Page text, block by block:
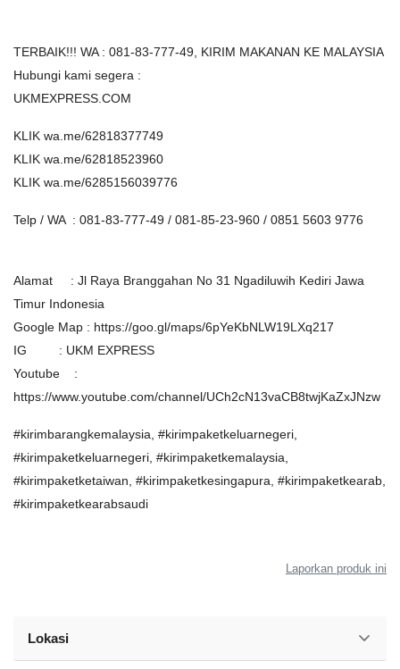
TERBAIK!!! WA : 081-83-777-49, KIRIM MAKANAN KE MALAYSIA
Hubungi kami segera :
UKMEXPRESS.COM
KLIK wa.me/62818377749
KLIK wa.me/62818523960
KLIK wa.me/6285156039776
Telp / WA : 081-83-777-49 / 081-85-23-960 / 0851 5603 9776
Alamat : Jl Raya Branggahan No 31 Ngadiluwih Kediri Jawa
Timur Indonesia
Google Map : https://goo.gl/maps/6pYeKbNLW19LXq217
IG : UKM EXPRESS
Youtube :
https://www.youtube.com/channel/UCh2cN13vaCB8twjKaZxJNzw
#kirimbarangkemalaysia, #kirimpaketkeluarnegeri,
#kirimpaketkeluarnegeri, #kirimpaketkemalaysia,
#kirimpaketketaiwan, #kirimpaketkesingapura, #kirimpaketkearab,
#kirimpaketkearabsaudi
Laporkan produk ini
Lokasi